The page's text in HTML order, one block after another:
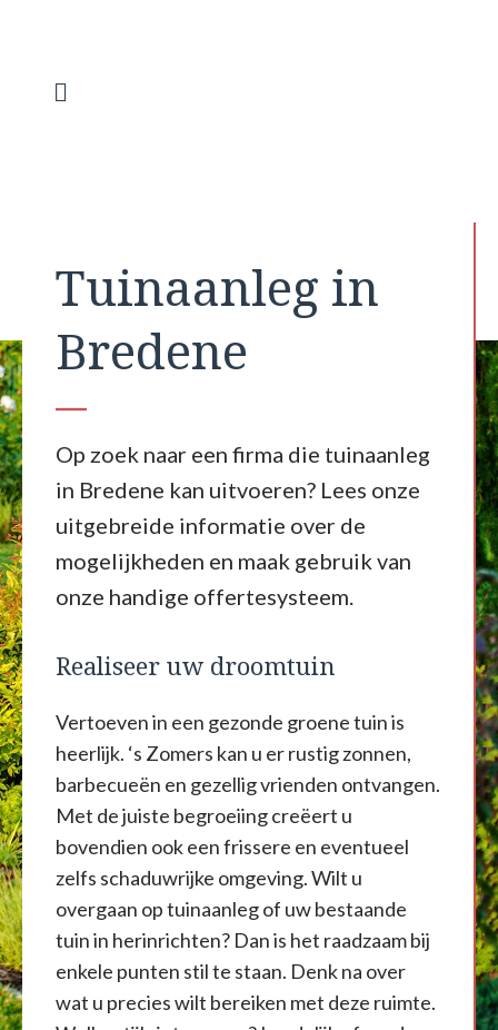
inhoud
Tuinaanleg in
Bredene
Op zoek naar een firma die tuinaanleg
in Bredene kan uitvoeren? Lees onze
uitgebreide informatie over de
mogelijkheden en maak gebruik van
onze handige offertesysteem.
Realiseer uw droomtuin
Vertoeven in een gezonde groene tuin is
heerlijk. ‘s Zomers kan u er rustig zonnen,
barbecueën en gezellig vrienden ontvangen.
Met de juiste begroeiing creëert u
bovendien ook een frissere en eventueel
zelfs schaduwrijke omgeving. Wilt u
overgaan op tuinaanleg of uw bestaande
tuin in herinrichten? Dan is het raadzaam bij
enkele punten stil te staan. Denk na over
wat u precies wilt bereiken met deze ruimte.